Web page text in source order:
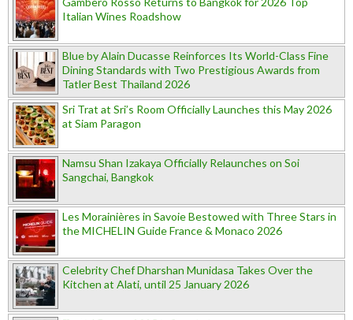
Italian Wines Roadshow
Blue by Alain Ducasse Reinforces Its World-Class Fine
Dining Standards with Two Prestigious Awards from
Tatler Best Thailand 2026
Sri Trat at Sri’s Room Officially Launches this May 2026
at Siam Paragon
Namsu Shan Izakaya Officially Relaunches on Soi
Sangchai, Bangkok
Les Morainières in Savoie Bestowed with Three Stars in
the MICHELIN Guide France & Monaco 2026
Celebrity Chef Dharshan Munidasa Takes Over the
Kitchen at Alati, until 25 January 2026